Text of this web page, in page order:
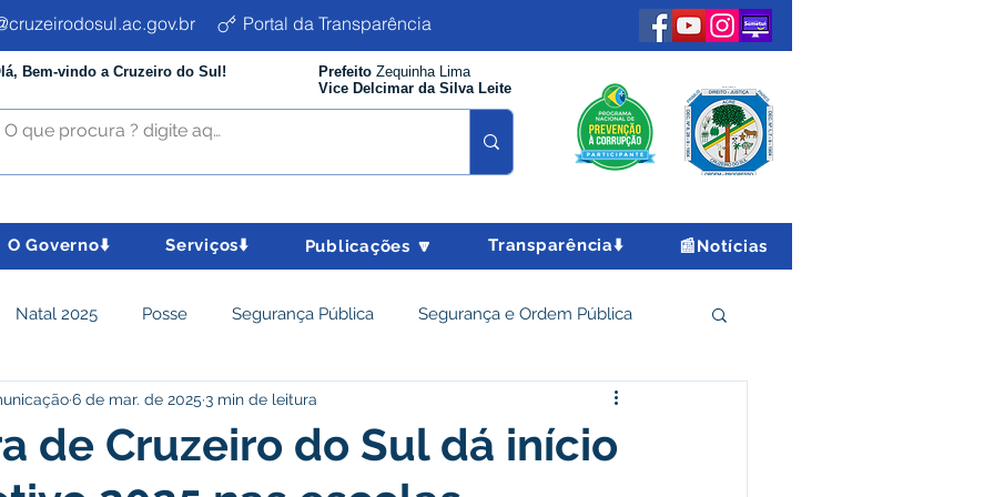
Portal da Transparência
Bem-vindo a Cruzeiro do Sul! Prefeito Zequinha Lima
Vice Delcimar da Silva Leite
O Governo⬇️ Serviços⬇️ Publicações 🔽 Transparência⬇️ 📰Notícias
Natal 2025 Posse Segurança Pública Segurança e Ordem Pública
Social e Cidadania Parcerias Desenvolvimento Econômico e Turismo
e turismo Tributos Departamento de Limpeza
de Cruzeiro do Sul dá início
6 de mar. de 2025 3 min de leitura